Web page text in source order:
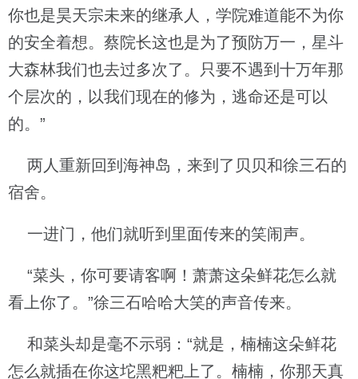
你也是昊天宗未来的继承人，学院难道能不为你
的安全着想。蔡院长这也是为了预防万一，星斗
大森林我们也去过多次了。只要不遇到十万年那
个层次的，以我们现在的修为，逃命还是可以
的。”
两人重新回到海神岛，来到了贝贝和徐三石的
宿舍。
一进门，他们就听到里面传来的笑闹声。
“菜头，你可要请客啊！萧萧这朵鲜花怎么就
看上你了。”徐三石哈哈大笑的声音传来。
和菜头却是毫不示弱：“就是，楠楠这朵鲜花
怎么就插在你这坨黑粑粑上了。楠楠，你那天真